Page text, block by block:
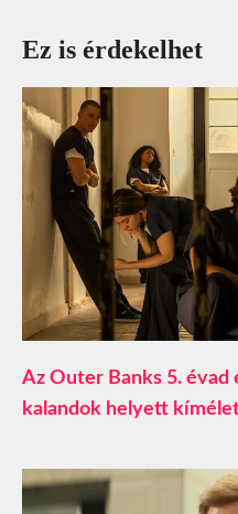
Ez is érdekelhet
Az Outer Banks 5. évad
kalandok helyett